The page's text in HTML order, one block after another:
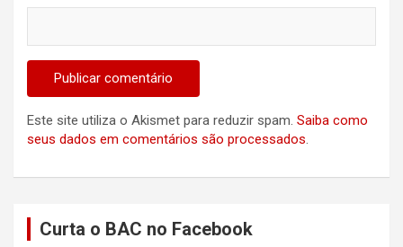
Este site utiliza o Akismet para reduzir spam. Saiba como
seus dados em comentários são processados.
Curta o BAC no Facebook